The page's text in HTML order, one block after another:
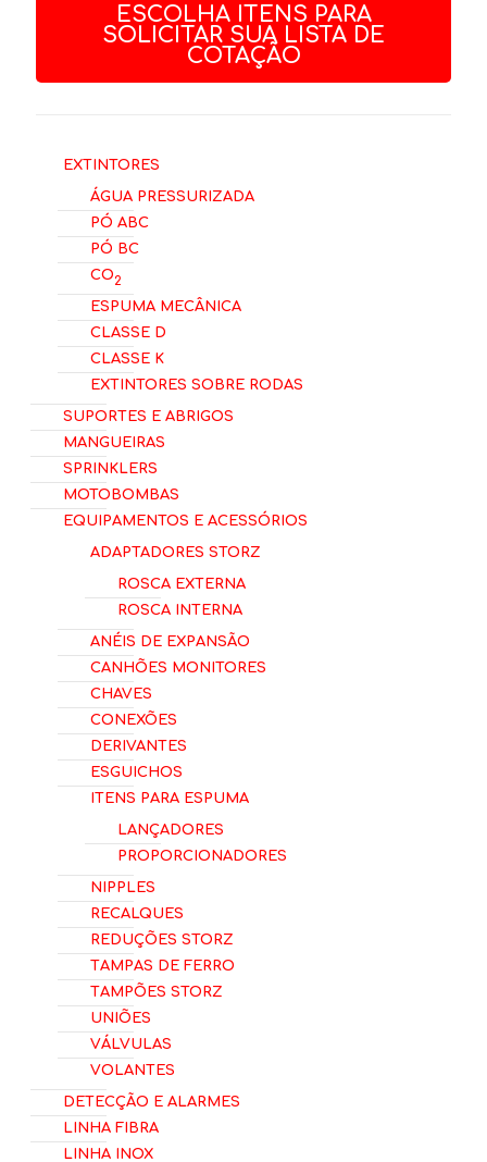
ESCOLHA ITENS PARA
SOLICITAR SUA LISTA DE
COTAÇÃO
Extintores
Água Pressurizada
Pó ABC
Pó BC
CO2
Espuma Mecânica
Classe D
Classe K
Extintores Sobre Rodas
Suportes e Abrigos
Mangueiras
Sprinklers
Motobombas
Equipamentos e Acessórios
Adaptadores Storz
Rosca Externa
Rosca Interna
Anéis de Expansão
Canhões Monitores
Chaves
Conexões
Derivantes
Esguichos
Itens para Espuma
Lançadores
Proporcionadores
Nipples
Recalques
Reduções Storz
Tampas de Ferro
Tampões Storz
Uniões
Válvulas
Volantes
Detecção e Alarmes
Linha Fibra
Linha Inox